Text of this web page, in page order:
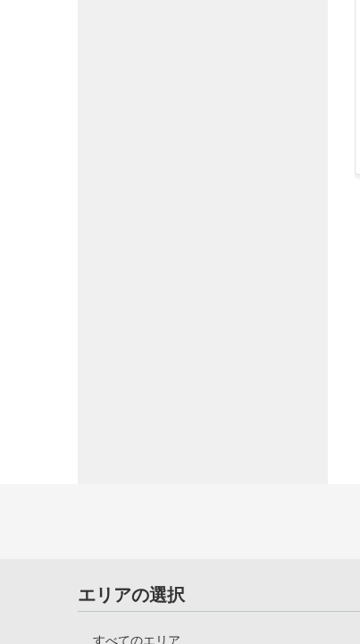
エリアの選択
すべてのエリア